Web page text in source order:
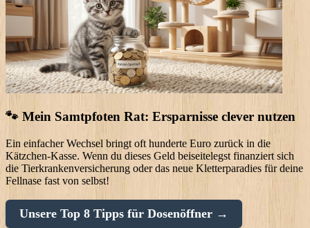
🐾 Mein Samtpfoten Rat: Ersparnisse clever nutzen
Ein einfacher Wechsel bringt oft hunderte Euro zurück in die
Kätzchen-Kasse. Wenn du dieses Geld beiseitelegst finanziert sich
die Tierkrankenversicherung oder das neue Kletterparadies für deine
Fellnase fast von selbst!
Unsere Top 8 Tipps für Dosenöffner →